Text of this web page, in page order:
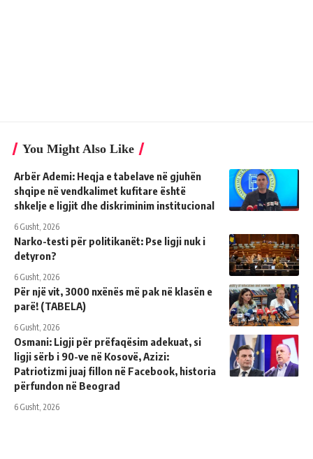
You Might Also Like
Arbër Ademi: Heqja e tabelave në gjuhën
shqipe në vendkalimet kufitare është
shkelje e ligjit dhe diskriminim institucional
6 Gusht, 2026
Narko-testi për politikanët: Pse ligji nuk i
detyron?
6 Gusht, 2026
Për një vit, 3000 nxënës më pak në klasën e
parë! (TABELA)
6 Gusht, 2026
Osmani: Ligji për prëfaqësim adekuat, si
ligji sërb i 90-ve në Kosovë, Azizi:
Patriotizmi juaj fillon në Facebook, historia
përfundon në Beograd
6 Gusht, 2026